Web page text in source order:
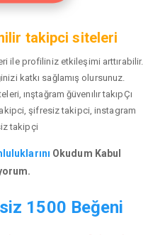
takipci siteleri
ile profiliniz etkileşimi arttırabilir.
katkı sağlamış olursunuz.
ınştağram ğüvenılır takıpÇı
şifresiz takipci, instagram
takipçi
Okudum Kabul
1500 Beğeni